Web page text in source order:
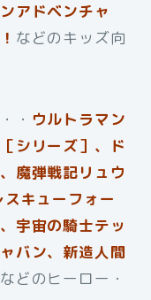
アドベンチャ
などのキッズ向
・ ウルトラマン
シリーズ］、ド
魔弾戦記リュウ
キューフォー
宇宙の騎士テッ
バン、新造人間
などのヒーロー・